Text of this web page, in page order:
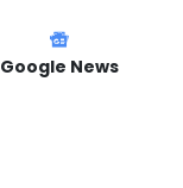
Google News